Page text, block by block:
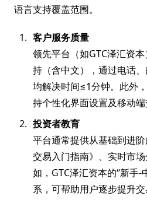
语言支持覆盖范围。
客户服务质量
领先平台（如GTC泽汇资
持（含中文），通过电话
均解决时间≤1分钟。此外
持个性化界面设置及移动端
投资者教育
平台通常提供从基础到进
交易入门指南》、实时市
如，GTC泽汇资本的“新手-
系，可帮助用户逐步提升交